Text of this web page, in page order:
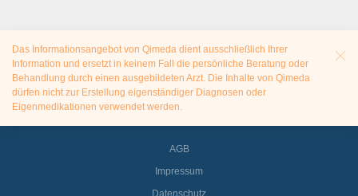
Das Informationsangebot von Qimeda dient ausschließlich Ihrer
Information und ersetzt in keinem Fall die persönliche Beratung oder
Behandlung durch einen ausgebildeten Arzt. Die Inhalte von Qimeda
dürfen nicht zur Erstellung eigenständiger Diagnosen oder
Eigenmedikationen verwendet werden.
AGB
Impressum